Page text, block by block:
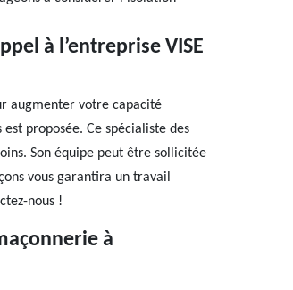
à l’entreprise VISE
augmenter votre capacité
proposée. Ce spécialiste des
Son équipe peut être sollicitée
vous garantira un travail
nous !
à